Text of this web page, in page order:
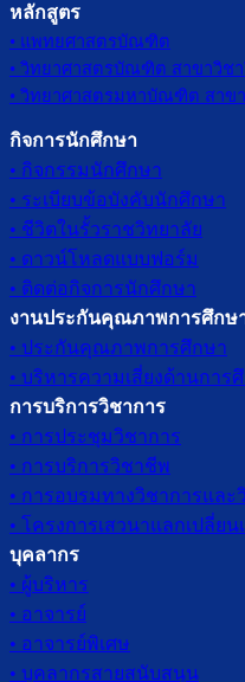
หลักสูตร
• แพทยศาสตรบัณฑิต
• วิทยาศาสตรบัณฑิต สาขาวิช
• วิทยาศาสตรมหาบัณฑิต สาข
กิจการนักศึกษา
• กิจกรรมนักศึกษา
• ระเบียบข้อบังคับนักศึกษา
• ชีวิตในรั้วราชวิทยาลัย
• ดาวน์โหลดแบบฟอร์ม
• ติดต่อกิจการนักศึกษา
งานประกันคุณภาพการศึกษ
• ประกันคุณภาพการศึกษา
• บริหารความเสี่ยงด้านการ
การบริการวิชาการ
• การประชุมวิชาการ
• การบริการวิชาชีพ
• การอบรมทางวิชาการแล
• โครงการเสวนาแลกเปลี่ยน
บุคลากร
• ผู้บริหาร
• อาจารย์
• อาจารย์พิเศษ
• บุคลากรสายสนับสนุน